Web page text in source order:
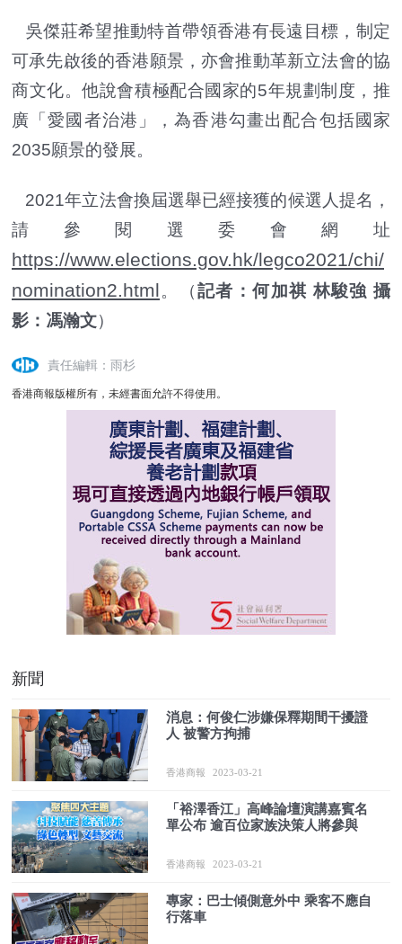
吳傑莊希望推動特首帶領香港有長遠目標，制定
可承先啟後的香港願景，亦會推動革新立法會的協
商文化。他說會積極配合國家的5年規劃制度，推
廣「愛國者治港」，為香港勾畫出配合包括國家
2035願景的發展。
2021年立法會換屆選舉已經接獲的候選人提名，
請參閱選委會網址
https://www.elections.gov.hk/legco2021/chi/
nomination2.html。（記者：何加祺 林駿強 攝
影：馮瀚文）
責任編輯：雨杉
香港商報版權所有，未經書面允許不得使用。
新聞
消息：何俊仁涉嫌保釋期間干擾證
人 被警方拘捕
香港商報 2023-03-21
「裕澤香江」高峰論壇演講嘉賓名
單公布 逾百位家族決策人將參與
香港商報 2023-03-21
專家：巴士傾側意外中 乘客不應自
行落車